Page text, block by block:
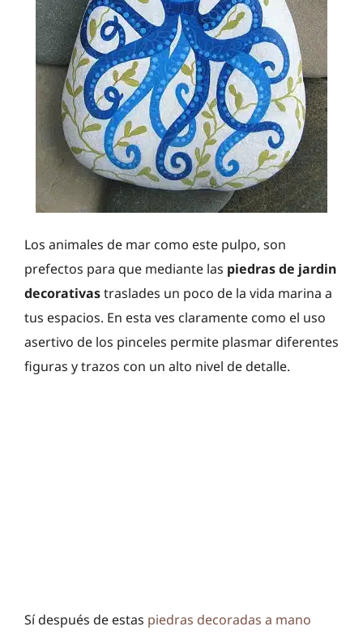
Los animales de mar como este pulpo, son
prefectos para que mediante las piedras de jardin
decorativastraslades un poco de la vida marina a
tus espacios. En esta ves claramente como el uso
asertivo de los pinceles permite plasmar diferentes
figuras y trazos con un alto nivel de detalle.
Sí después de estas piedras decoradas a mano